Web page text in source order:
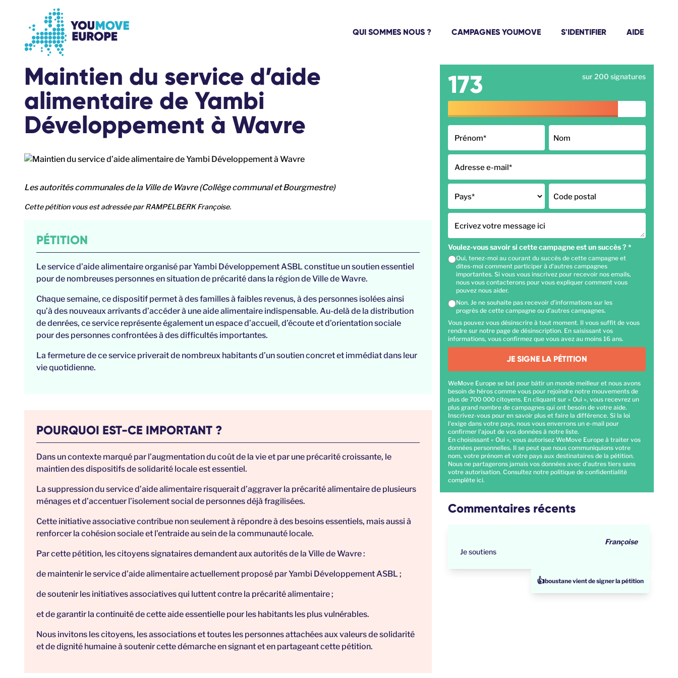
QUI SOMMES NOUS ? CAMPAGNES YOUMOVE S'IDENTIFIER AIDE
Maintien du service d’aide
alimentaire de Yambi
Développement à Wavre
Les autorités communales de la Ville de Wavre (Collège communal et Bourgmestre)
Cette pétition vous est adressée par RAMPELBERK Françoise.
PÉTITION
Le service d’aide alimentaire organisé par Yambi Développement ASBL constitue un soutien essentiel
pour de nombreuses personnes en situation de précarité dans la région de Ville de Wavre.
Chaque semaine, ce dispositif permet à des familles à faibles revenus, à des personnes isolées ainsi
qu’à des nouveaux arrivants d’accéder à une aide alimentaire indispensable. Au-delà de la distribution
de denrées, ce service représente également un espace d’accueil, d’écoute et d’orientation sociale
pour des personnes confrontées à des difficultés importantes.
La fermeture de ce service priverait de nombreux habitants d’un soutien concret et immédiat dans leur
vie quotidienne.
POURQUOI EST-CE IMPORTANT ?
Dans un contexte marqué par l’augmentation du coût de la vie et par une précarité croissante, le
maintien des dispositifs de solidarité locale est essentiel.
La suppression du service d’aide alimentaire risquerait d’aggraver la précarité alimentaire de plusieurs
ménages et d’accentuer l’isolement social de personnes déjà fragilisées.
Cette initiative associative contribue non seulement à répondre à des besoins essentiels, mais aussi à
renforcer la cohésion sociale et l’entraide au sein de la communauté locale.
Par cette pétition, les citoyens signataires demandent aux autorités de la Ville de Wavre :
de maintenir le service d’aide alimentaire actuellement proposé par Yambi Développement ASBL ;
de soutenir les initiatives associatives qui luttent contre la précarité alimentaire ;
et de garantir la continuité de cette aide essentielle pour les habitants les plus vulnérables.
Nous invitons les citoyens, les associations et toutes les personnes attachées aux valeurs de solidarité
et de dignité humaine à soutenir cette démarche en signant et en partageant cette pétition.
173 sur 200 signatures
Prénom* Nom
Adresse e-mail*
Pays* Code postal
Ecrivez votre message ici
Voulez-vous savoir si cette campagne est un succès ? *
Oui, tenez-moi au courant du succès de cette campagne et
dites-moi comment participer à d'autres campagnes
importantes. Si vous vous inscrivez pour recevoir nos emails,
nous vous contacterons pour vous expliquer comment vous
pouvez nous aider.
Non. Je ne souhaite pas recevoir d'informations sur les
progrès de cette campagne ou d'autres campagnes.
Vous pouvez vous désinscrire à tout moment. Il vous suffit de vous
rendre sur notre page de désinscription. En saisissant vos
informations, vous confirmez que vous avez au moins 16 ans.
JE SIGNE LA PÉTITION
WeMove Europe se bat pour bâtir un monde meilleur et nous avons
besoin de héros comme vous pour rejoindre notre mouvements de
plus de 700 000 citoyens. En cliquant sur « Oui », vous recevrez un
plus grand nombre de campagnes qui ont besoin de votre aide.
Inscrivez-vous pour en savoir plus et faire la différence. Si la loi
l'exige dans votre pays, nous vous enverrons un e-mail pour
confirmer l'ajout de vos données à notre liste.
En choisissant « Oui », vous autorisez WeMove Europe à traiter vos
données personnelles. Il se peut que nous communiquions votre
nom, votre prénom et votre pays aux destinataires de la pétition.
Nous ne partagerons jamais vos données avec d'autres tiers sans
votre autorisation. Consultez notre politique de confidentialité
complète ici.
Commentaires récents
Françoise
Je soutiens
👍boustane vient de signer la pétition